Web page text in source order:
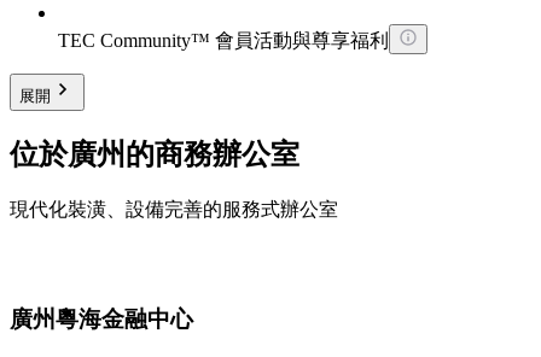
TEC Community™ 會員活動與尊享福利
展開
位於廣州的商務辦公室
現代化裝潢、設備完善的服務式辦公室
廣州粵海金融中心